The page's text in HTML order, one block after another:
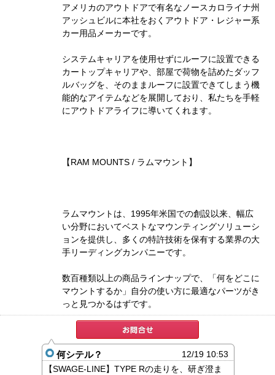
アメリカのアウトドアで有名なノースカロライナ州
アッシュビルに本社をおくアウトドア・レジャー系
カー用品メーカーです。
システムキャリアを使用せずにルーフに設置できる
カートップキャリアや、部屋で荷物を詰めたダッフ
ルバッグを、そのままルーフに設置できてしまう機
能的なアイテムなどを展開しており、私たちを手軽
にアウトドアライフに導いてくれます。
【RAM MOUNTS / ラムマウント】
ラムマウントは、1995年米国での創設以来、幅広
い分野においてベストなマウンティングソリューシ
ョンを提供し、多くの特許技術を保有する業界の大
手リーディングカンパニーです。
数百種類以上の商品ラインナップで、「何をどこに
マウントするか」自分の使い方に最適なパーツがき
っと見つかるはずです。
何シテル？
12/19 10:53
【SWAGE-LINE】TYPE Rの走りを、研ぎ澄ま